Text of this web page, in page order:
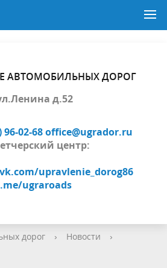
АВТОМОБИЛЬНЫХ ДОРОГ
д.52
96-02-68office@ugrador.ru
центр:
upravlenie_dorog86
ugraroads
дорог › Новости
›